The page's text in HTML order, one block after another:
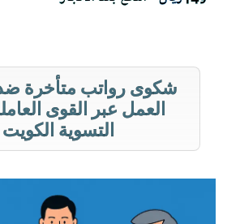
شكوى رواتب متأخرة
العمل عبر القوى
التسوية الكويت